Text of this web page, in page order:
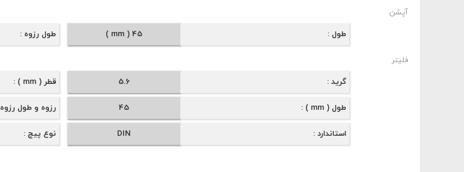
آپشن
طول
45 ( mm ) طول رزوه
فلیتر
گرید
5.6 قطر ( mm )
طول ( mm ) 45 رزوه و طول رزوه
استاندارد DIN نوع پیچ
آدرس اینترنتی فروشگاه